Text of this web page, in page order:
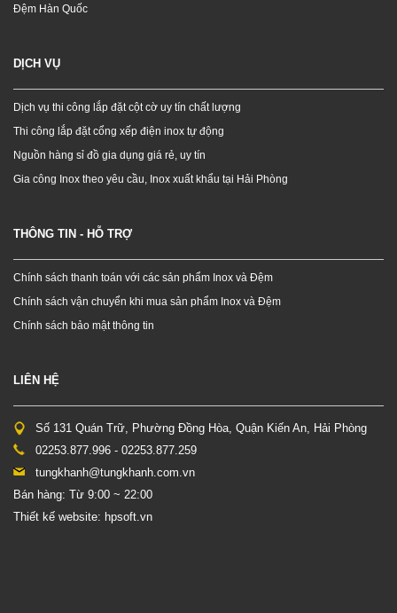
Đệm Hàn Quốc
DỊCH VỤ
Dịch vụ thi công lắp đặt cột cờ uy tín chất lượng
Thi công lắp đặt cổng xếp điện inox tự động
Nguồn hàng sỉ đồ gia dụng giá rẻ, uy tín
Gia công Inox theo yêu cầu, Inox xuất khẩu tại Hải Phòng
THÔNG TIN - HỖ TRỢ
Chính sách thanh toán với các sản phẩm Inox và Đệm
Chính sách vận chuyển khi mua sản phẩm Inox và Đệm
Chính sách bảo mật thông tin
LIÊN HỆ
Số 131 Quán Trữ, Phường Đồng Hòa, Quận Kiến An, Hải Phòng
02253.877.996 - 02253.877.259
tungkhanh@tungkhanh.com.vn
Bán hàng: Từ 9:00 ~ 22:00
Thiết kế website: hpsoft.vn